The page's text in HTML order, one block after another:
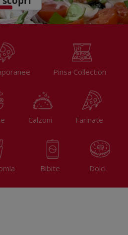
Pinsa Collection
Calzoni Farinate
Bibite Dolci